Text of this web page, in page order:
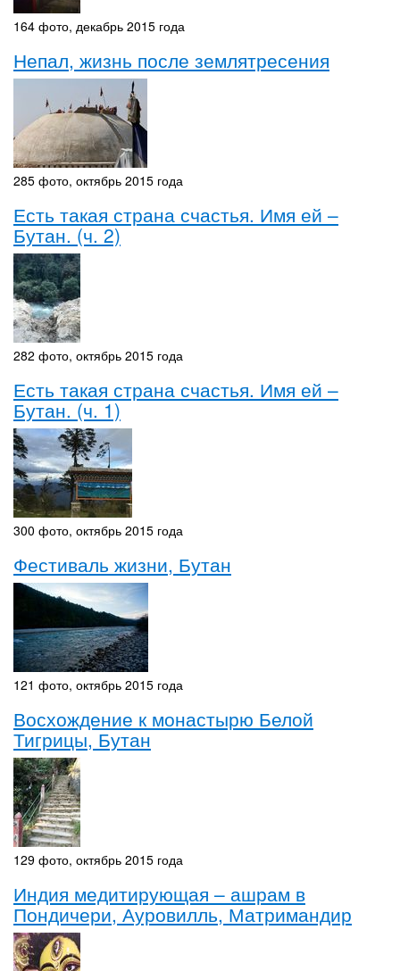
164 фото, декабрь 2015 года
Непал, жизнь после землятресения
285 фото, октябрь 2015 года
Есть такая страна счастья. Имя ей –
Бутан. (ч. 2)
282 фото, октябрь 2015 года
Есть такая страна счастья. Имя ей –
Бутан. (ч. 1)
300 фото, октябрь 2015 года
Фестиваль жизни, Бутан
121 фото, октябрь 2015 года
Восхождение к монастырю Белой
Тигрицы, Бутан
129 фото, октябрь 2015 года
Индия медитирующая – ашрам в
Пондичери, Ауровилль, Матримандир